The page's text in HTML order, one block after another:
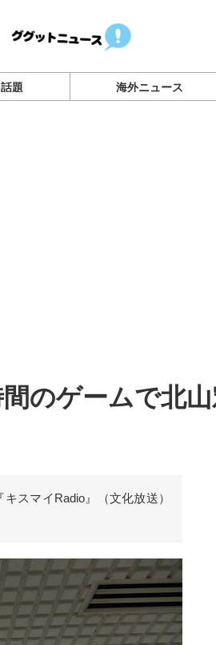
題 海外ニュース
のゲームで北
スマイRadio』（文化放送）
記事を読